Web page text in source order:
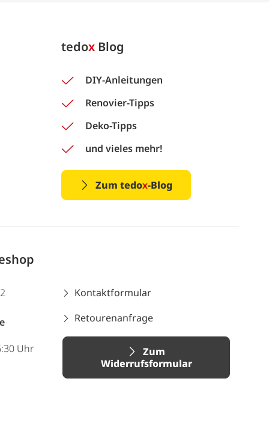
tedox Blog
DIY-Anleitungen
Renovier-Tipps
Deko-Tipps
und vieles mehr!
Zum tedox-Blog
Uhr
Kontaktformular
Retourenanfrage
Zum
Widerrufsformular